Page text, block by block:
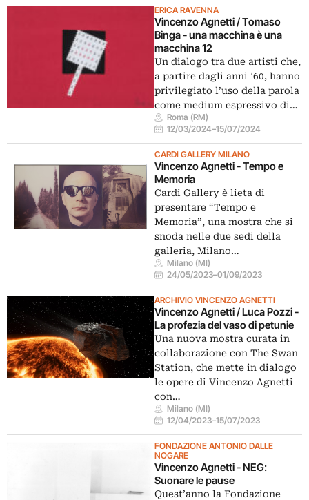
ERICA RAVENNA
Vincenzo Agnetti / Tomaso
Binga - una macchina è una
macchina 12
Un dialogo tra due artisti che,
a partire dagli anni ’60, hanno
privilegiato l’uso della parola
come medium espressivo di…
Roma (RM)
12/03/2024–15/07/2024
CARDI GALLERY MILANO
Vincenzo Agnetti - Tempo e
Memoria
Cardi Gallery è lieta di
presentare “Tempo e
Memoria”, una mostra che si
snoda nelle due sedi della
galleria, Milano…
Milano (MI)
24/05/2023–01/09/2023
ARCHIVIO VINCENZO AGNETTI
Vincenzo Agnetti / Luca Pozzi -
La profezia del vaso di petunie
Una nuova mostra curata in
collaborazione con The Swan
Station, che mette in dialogo
le opere di Vincenzo Agnetti
con…
Milano (MI)
12/04/2023–15/07/2023
FONDAZIONE ANTONIO DALLE
NOGARE
Vincenzo Agnetti - NEG:
Suonare le pause
Quest’anno la Fondazione